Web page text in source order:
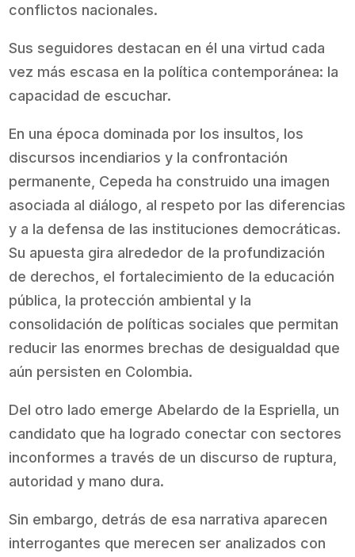
conflictos nacionales.
Sus seguidores destacan en él una virtud cada
vez más escasa en la política contemporánea: la
capacidad de escuchar.
En una época dominada por los insultos, los
discursos incendiarios y la confrontación
permanente, Cepeda ha construido una imagen
asociada al diálogo, al respeto por las diferencias
y a la defensa de las instituciones democráticas.
Su apuesta gira alrededor de la profundización
de derechos, el fortalecimiento de la educación
pública, la protección ambiental y la
consolidación de políticas sociales que permitan
reducir las enormes brechas de desigualdad que
aún persisten en Colombia.
Del otro lado emerge Abelardo de la Espriella, un
candidato que ha logrado conectar con sectores
inconformes a través de un discurso de ruptura,
autoridad y mano dura.
Sin embargo, detrás de esa narrativa aparecen
interrogantes que merecen ser analizados con